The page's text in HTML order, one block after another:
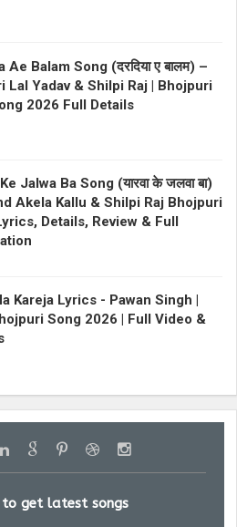
Ae Balam Song (दरदिया ए बालम) –
Lal Yadav & Shilpi Raj | Bhojpuri
2026 Full Details
Jalwa Ba Song (यारवा के जलवा बा)
Akela Kallu & Shilpi Raj Bhojpuri
Details, Review & Full
Kareja Lyrics - Pawan Singh |
Song 2026 | Full Video &
to get latest songs